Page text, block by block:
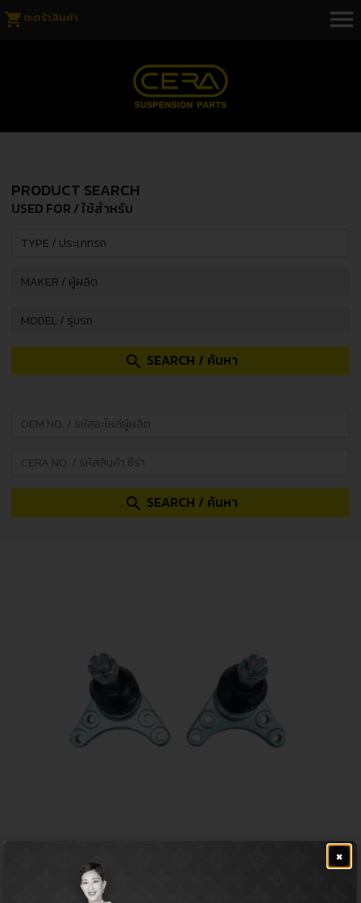
shopping_cart ตะกร้าสินค้า menu
PRODUCT SEARCH
USED FOR / ใช้สำหรับ
search SEARCH / ค้นหา
search SEARCH / ค้นหา
ลูกหมากปีกนกบน
1,040.00
×